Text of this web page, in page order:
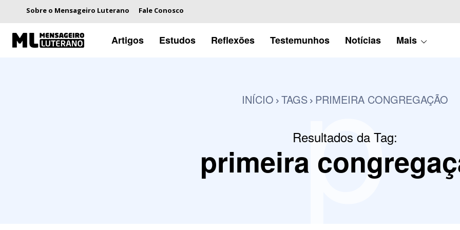
Sobre o Mensageiro Luterano Fale Conosco
Artigos Estudos Reflexões Testemunhos Notícias Mais
INÍCIO TAGS PRIMEIRA CONGREGAÇÃO
Resultados da Tag:
primeirap